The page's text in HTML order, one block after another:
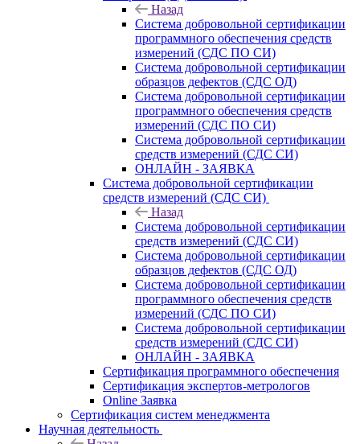
Назад
Система добровольной сертификации
программного обеспечения средств
измерений (СДС ПО СИ)
Система добровольной сертификации
образцов дефектов (СДС ОД)
Система добровольной сертификации
программного обеспечения средств
измерений (СДС ПО СИ)
Система добровольной сертификации
средств измерений (СДС СИ)
ОНЛАЙН - ЗАЯВКА
Система добровольной сертификации
средств измерений (СДС СИ)
Назад
Система добровольной сертификации
средств измерений (СДС СИ)
Система добровольной сертификации
образцов дефектов (СДС ОД)
Система добровольной сертификации
программного обеспечения средств
измерений (СДС ПО СИ)
Система добровольной сертификации
средств измерений (СДС СИ)
ОНЛАЙН - ЗАЯВКА
Сертификация программного обеспечения
Сертификация экспертов-метрологов
Online Заявка
Сертификация систем менеджмента
Научная деятельность